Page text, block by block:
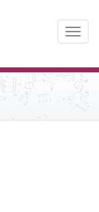
Toggle